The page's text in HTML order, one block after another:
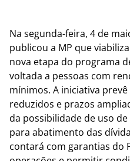
Na segunda-feira, 4 de
publicou a MP que
nova etapa do programa
voltada a pessoas com
mínimos. A iniciativa
reduzidos e prazos
da possibilidade de uso
para abatimento das
contará com garantias do